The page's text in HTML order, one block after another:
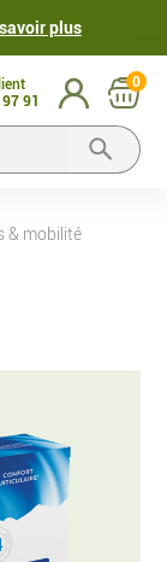
savoir plus
91
0
& mobilité